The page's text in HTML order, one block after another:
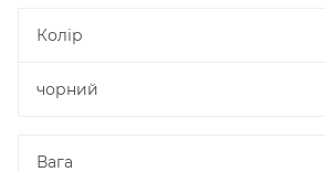
Колір
чорний
Вага